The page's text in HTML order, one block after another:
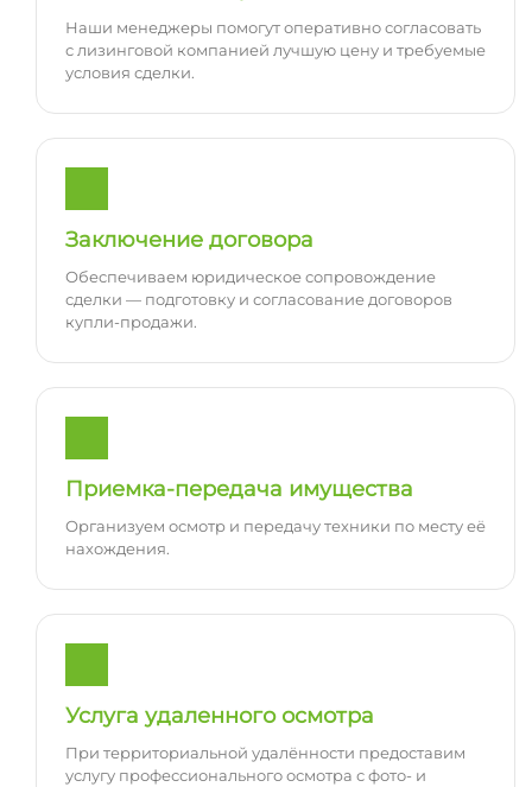
Наши менеджеры помогут оперативно согласовать
с лизинговой компанией лучшую цену и требуемые
условия сделки.
Заключение договора
Обеспечиваем юридическое сопровождение
сделки — подготовку и согласование договоров
купли-продажи.
Приемка-передача имущества
Организуем осмотр и передачу техники по месту её
нахождения.
Услуга удаленного осмотра
При территориальной удалённости предоставим
услугу профессионального осмотра с фото- и